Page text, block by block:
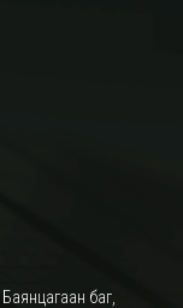
баг,